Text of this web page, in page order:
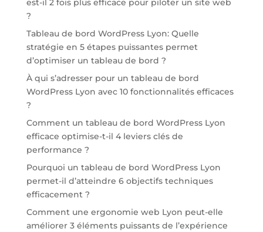
est-il 2 fois plus efficace pour piloter un site web
?
Tableau de bord WordPress Lyon: Quelle
stratégie en 5 étapes puissantes permet
d’optimiser un tableau de bord ?
À qui s’adresser pour un tableau de bord
WordPress Lyon avec 10 fonctionnalités efficaces
?
Comment un tableau de bord WordPress Lyon
efficace optimise-t-il 4 leviers clés de
performance ?
Pourquoi un tableau de bord WordPress Lyon
permet-il d’atteindre 6 objectifs techniques
efficacement ?
Comment une ergonomie web Lyon peut-elle
améliorer 3 éléments puissants de l’expérience